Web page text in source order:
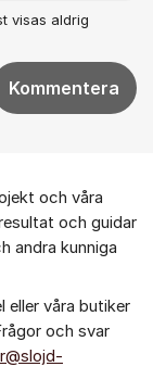
visas aldrig
Kommentera
och våra
och guidar
andra kunniga
eller våra butiker
och svar